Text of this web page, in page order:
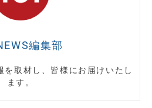
編集部
取材し、皆様にお届けいたし
ます。